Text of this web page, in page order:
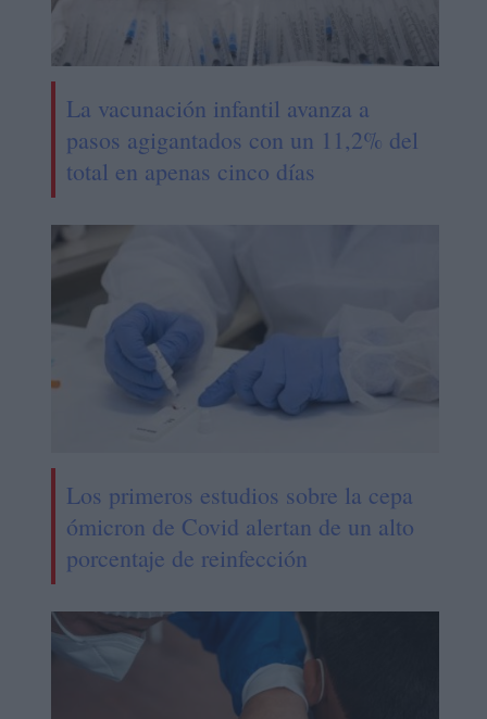
La vacunación infantil avanza a
pasos agigantados con un 11,2% del
total en apenas cinco días
Los primeros estudios sobre la cepa
ómicron de Covid alertan de un alto
porcentaje de reinfección